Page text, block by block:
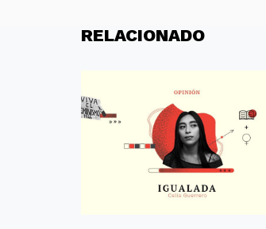
RELACIONADO